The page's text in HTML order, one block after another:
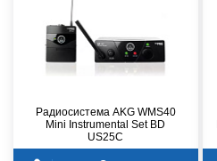
Радиосистема AKG WMS40
Mini Instrumental Set BD
US25C